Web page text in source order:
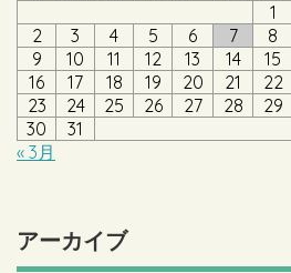
1
2
3 4 5 6 7
8
9
10 11 12 13 14
15
16
17 18 19 20 21
22
23
24 25 26 27 28
29
30
31
« 3月
アーカイブ